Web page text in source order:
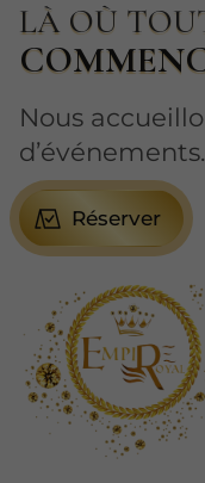
LÀ OÙ
Nous
d’événements.
Réserver